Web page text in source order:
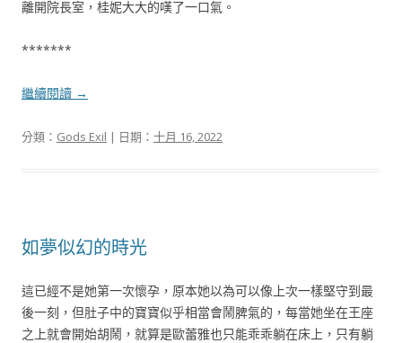
離開院長室，桂妮大大的嘆了一口氣。
*******
繼續閱讀 →
分類： Gods Exil | 日期： 十月 16, 2022
如夢似幻的時光
這已經不是她第一次懷孕，原本她以為可以像上次一樣堅守到最
後一刻，但肚子中的寶寶似乎相當會鬧脾氣的，每當她坐在王座
之上就會開始胡鬧，就算是歐蕾雅也只能乖乖躺在床上，只有躺